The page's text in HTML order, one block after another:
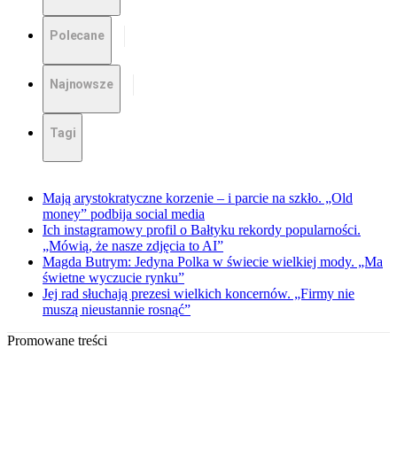
Polecane
Najnowsze
Tagi
Mają arystokratyczne korzenie – i parcie na szkło. „Old
money” podbija social media
Ich instagramowy profil o Bałtyku rekordy popularności.
„Mówią, że nasze zdjęcia to AI”
Magda Butrym: Jedyna Polka w świecie wielkiej mody. „Ma
świetne wyczucie rynku”
Jej rad słuchają prezesi wielkich koncernów. „Firmy nie
muszą nieustannie rosnąć”
Promowane treści